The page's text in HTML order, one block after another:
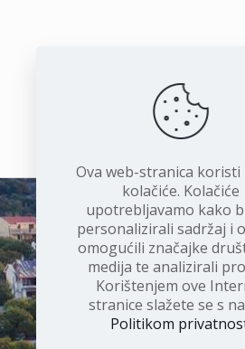
Ova web-stranica koristi
kolačiće. Kolačiće
upotrebljavamo kako
personalizirali sadržaj i
omogućili značajke
medija te analizirali
Korištenjem ove
stranice slažete se s
Politikom